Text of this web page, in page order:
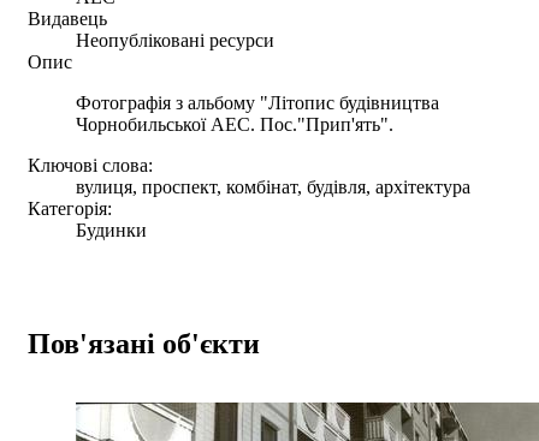
Видавець
Неопубліковані ресурси
Опис
Фотографія з альбому "Літопис будівництва
Чорнобильської АЕС. Пос."Прип'ять".
Ключові слова:
вулиця, проспект, комбінат, будівля, архітектура
Категорія:
Будинки
Пов'язані об'єкти